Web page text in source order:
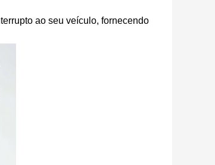
ao seu veículo, fornecendo